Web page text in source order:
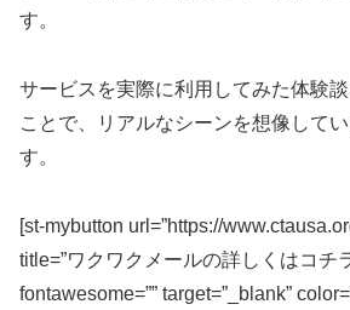
す。
サービスを実際に利用してみた体験
ことで、リアルなシーンを想像して
す。
[st-mybutton url=”https://
title=”ワクワクメールの詳しくはコチ
fontawesome=”” target=”_blank”